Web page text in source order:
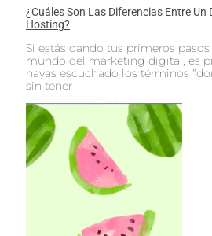
¿Cuáles Son Las Diferencias Entre Un
Hosting?
Si estás dando tus primeros
mundo del marketing digital, es
hayas escuchado los términos
sin tener